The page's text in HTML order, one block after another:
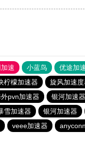
速 小蓝鸟 优途加
柠檬加速器 旋风加速度
pvn加速器 银河加速器
雪加速器 银河加速器
veee加速器